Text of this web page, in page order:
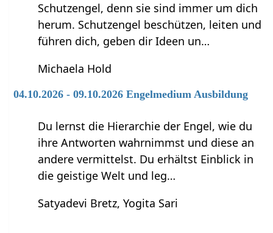
Schutzengel, denn sie sind immer um dich
herum. Schutzengel beschützen, leiten und
führen dich, geben dir Ideen un…
Michaela Hold
04.10.2026 - 09.10.2026 Engelmedium Ausbildung
Du lernst die Hierarchie der Engel, wie du
ihre Antworten wahrnimmst und diese an
andere vermittelst. Du erhältst Einblick in
die geistige Welt und leg…
Satyadevi Bretz, Yogita Sari